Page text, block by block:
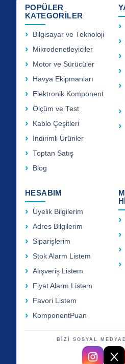
POPÜLER
KATEGORİLER
Bilgisayar ve Teknoloji
Mikrodenetleyiciler
Motor ve Sürücüler
Havya Ekipmanları
Elektronik Komponent
Ölçüm ve Test
Kablo Çeşitleri
İndirimli Ürünler
Toptan Satış
Blog
HESABIM
Üyelik Bilgilerim
Adres Bilgilerim
Siparişlerim
Stok Alarm Listem
Alışveriş Listem
Fiyat Alarm Listem
Favori Listem
KomponentPuan
BİZİ SOSYAL